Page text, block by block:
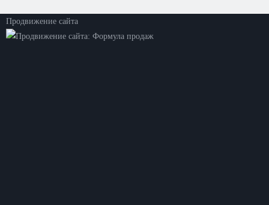
Продвижение сайта